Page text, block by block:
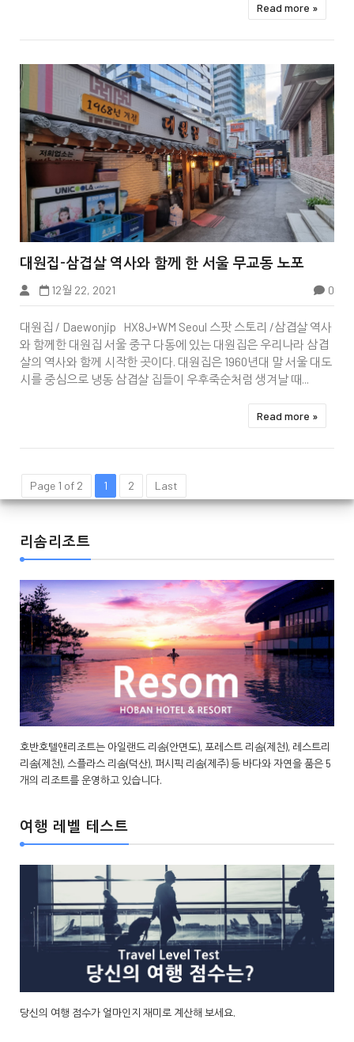
Read more »


대원집-삼겹살 역사와 함께 한 서울 무교동 노포
12월 22, 2021 0
대원집 / Daewonjip HX8J+WM Seoul 스팟 스토리 /삼겹살 역사
와 함께한 대원집 서울 중구 다동에 있는 대원집은 우리나라 삼겹
살의 역사와 함께 시작한 곳이다. 대원집은 1960년대 말 서울 대도
시를 중심으로 냉동 삼겹살 집들이 우후죽순처럼 생겨날 때...
Read more »
Page 1 of 2 1 2 Last
리솜리조트
호반호텔앤리조트는 아일랜드 리솜(안면도), 포레스트 리솜(제천), 레스트리
리솜(제천), 스플라스 리솜(덕산), 퍼시픽 리솜(제주) 등 바다와 자연을 품은 5
개의 리조트를 운영하고 있습니다.
여행 레벨 테스트
당신의 여행 점수가 얼마인지 재미로 계산해 보세요.